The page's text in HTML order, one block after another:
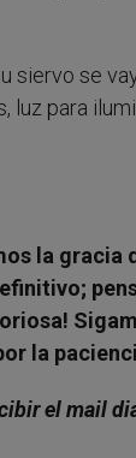
siervo se
luz para
la gracia
la
el mail